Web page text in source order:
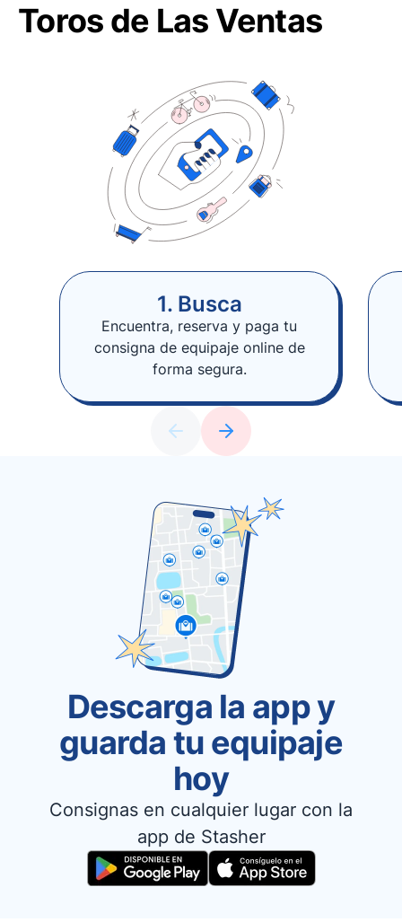
Toros de Las Ventas
1. Busca
Encuentra, reserva y paga tu
consigna de equipaje online de
forma segura.
Descarga la app y
guarda tu equipaje
hoy
Consignas en cualquier lugar con la
app de Stasher